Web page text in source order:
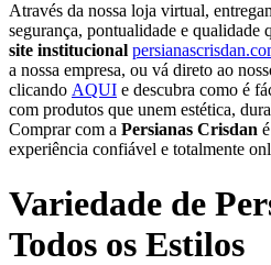
Através da nossa loja virtual,
segurança, pontualidade e qualidade
site institucional
a nossa empresa, ou vá direto ao
clicando AQUI e descubra como é
com produtos que unem estética,
Comprar com a Persianas Crisdan
experiência confiável e totalmente
Variedade de
Todos os Estilos